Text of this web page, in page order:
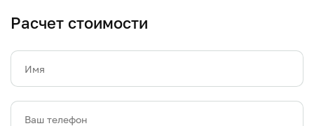
Расчет стоимости
Имя
Ваш телефон